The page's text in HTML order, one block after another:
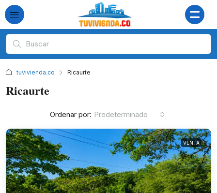
tuvivienda.co Ricaurte
Ricaurte
Ordenar por: Predeterminado
VENTA